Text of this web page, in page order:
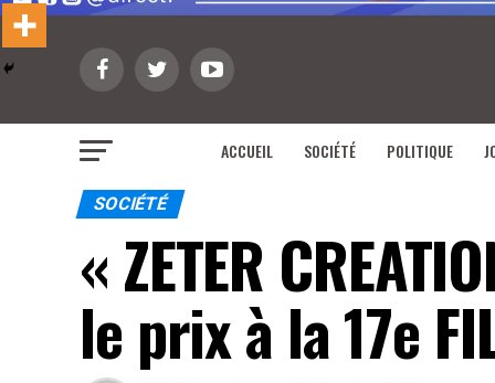
ACCUEIL SOCIÉTÉ POLITIQUE
SOCIÉTÉ
« ZETER
le prix à la 17e